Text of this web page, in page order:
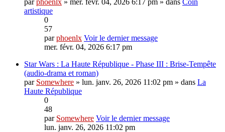
parphoenlx » mer. févr. 04, 2026 6:17 pm » dans Coin
artistique
0
57
parphoenlx Voir le dernier message
mer. févr. 04, 2026 6:17 pm
Star Wars : La Haute République - Phase III : Brise-Tempête
(audio-drama et roman)
par Somewhere » lun. janv. 26, 2026 11:02 pm » dans La
Haute République
0
48
par Somewhere Voir le dernier message
lun. janv. 26, 2026 11:02 pm